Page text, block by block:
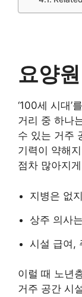
요양
‘100세 시대’
거리 중 하나
수 있는 거주
기력이 약해
점차 많아지
지병은 없
상주 의사
시설 급여,
이럴 때 노년
거주 공간 시